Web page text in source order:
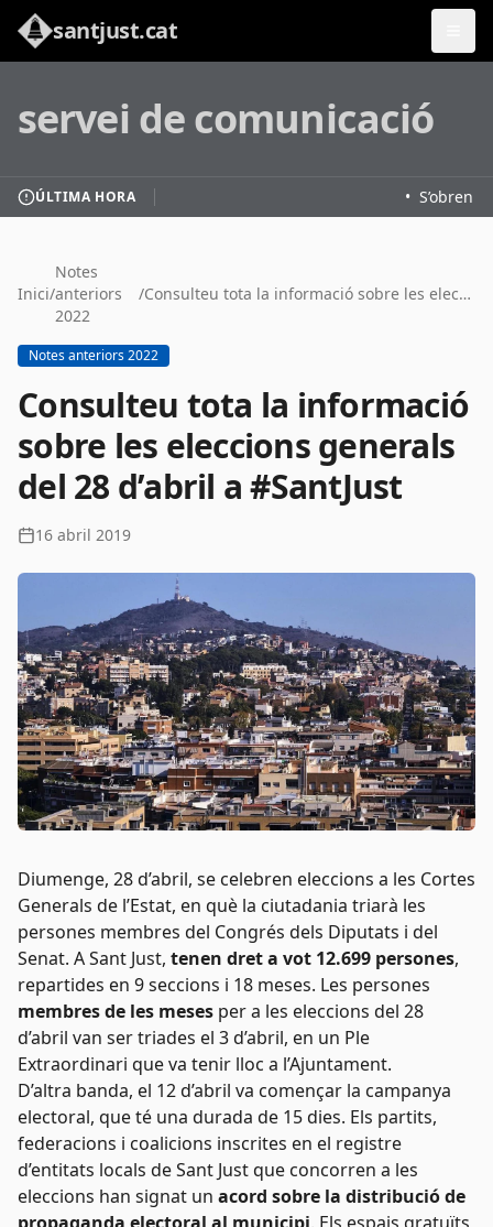
santjust.cat
servei de comunicació
ÚLTIMA HORA S’obren
Inici/
Notes
anteriors
2022
/ Consulteu tota la informació sobre les eleccions generals del 28 d’abril a #SantJust
Notes anteriors 2022
Consulteu tota la informació
sobre les eleccions generals
del 28 d’abril a #SantJust
16 abril 2019
Diumenge, 28 d’abril, se celebren eleccions a les Cortes
Generals de l’Estat, en què la ciutadania triarà les
persones membres del Congrés dels Diputats i del
Senat. A Sant Just, tenen dret a vot 12.699 persones,
repartides en 9 seccions i 18 meses. Les persones
membres de les meses per a les eleccions del 28
d’abril van ser triades el 3 d’abril, en un Ple
Extraordinari que va tenir lloc a l’Ajuntament.
D’altra banda, el 12 d’abril va començar la campanya
electoral, que té una durada de 15 dies. Els partits,
federacions i coalicions inscrites en el registre
d’entitats locals de Sant Just que concorren a les
eleccions han signat un acord sobre la distribució de